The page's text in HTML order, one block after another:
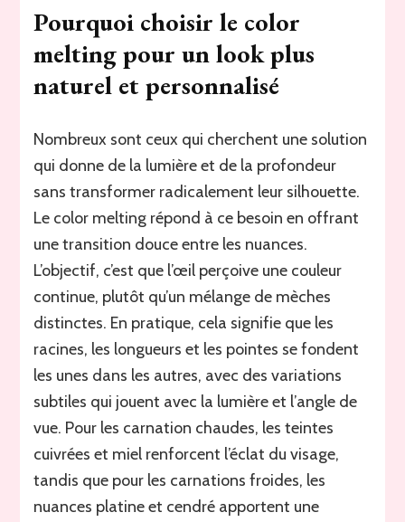
Pourquoi choisir le color
melting pour un look plus
naturel et personnalisé
Nombreux sont ceux qui cherchent une solution
qui donne de la lumière et de la profondeur
sans transformer radicalement leur silhouette.
Le color melting répond à ce besoin en offrant
une transition douce entre les nuances.
L’objectif, c’est que l’œil perçoive une couleur
continue, plutôt qu’un mélange de mèches
distinctes. En pratique, cela signifie que les
racines, les longueurs et les pointes se fondent
les unes dans les autres, avec des variations
subtiles qui jouent avec la lumière et l’angle de
vue. Pour les carnation chaudes, les teintes
cuivrées et miel renforcent l’éclat du visage,
tandis que pour les carnations froides, les
nuances platine et cendré apportent une